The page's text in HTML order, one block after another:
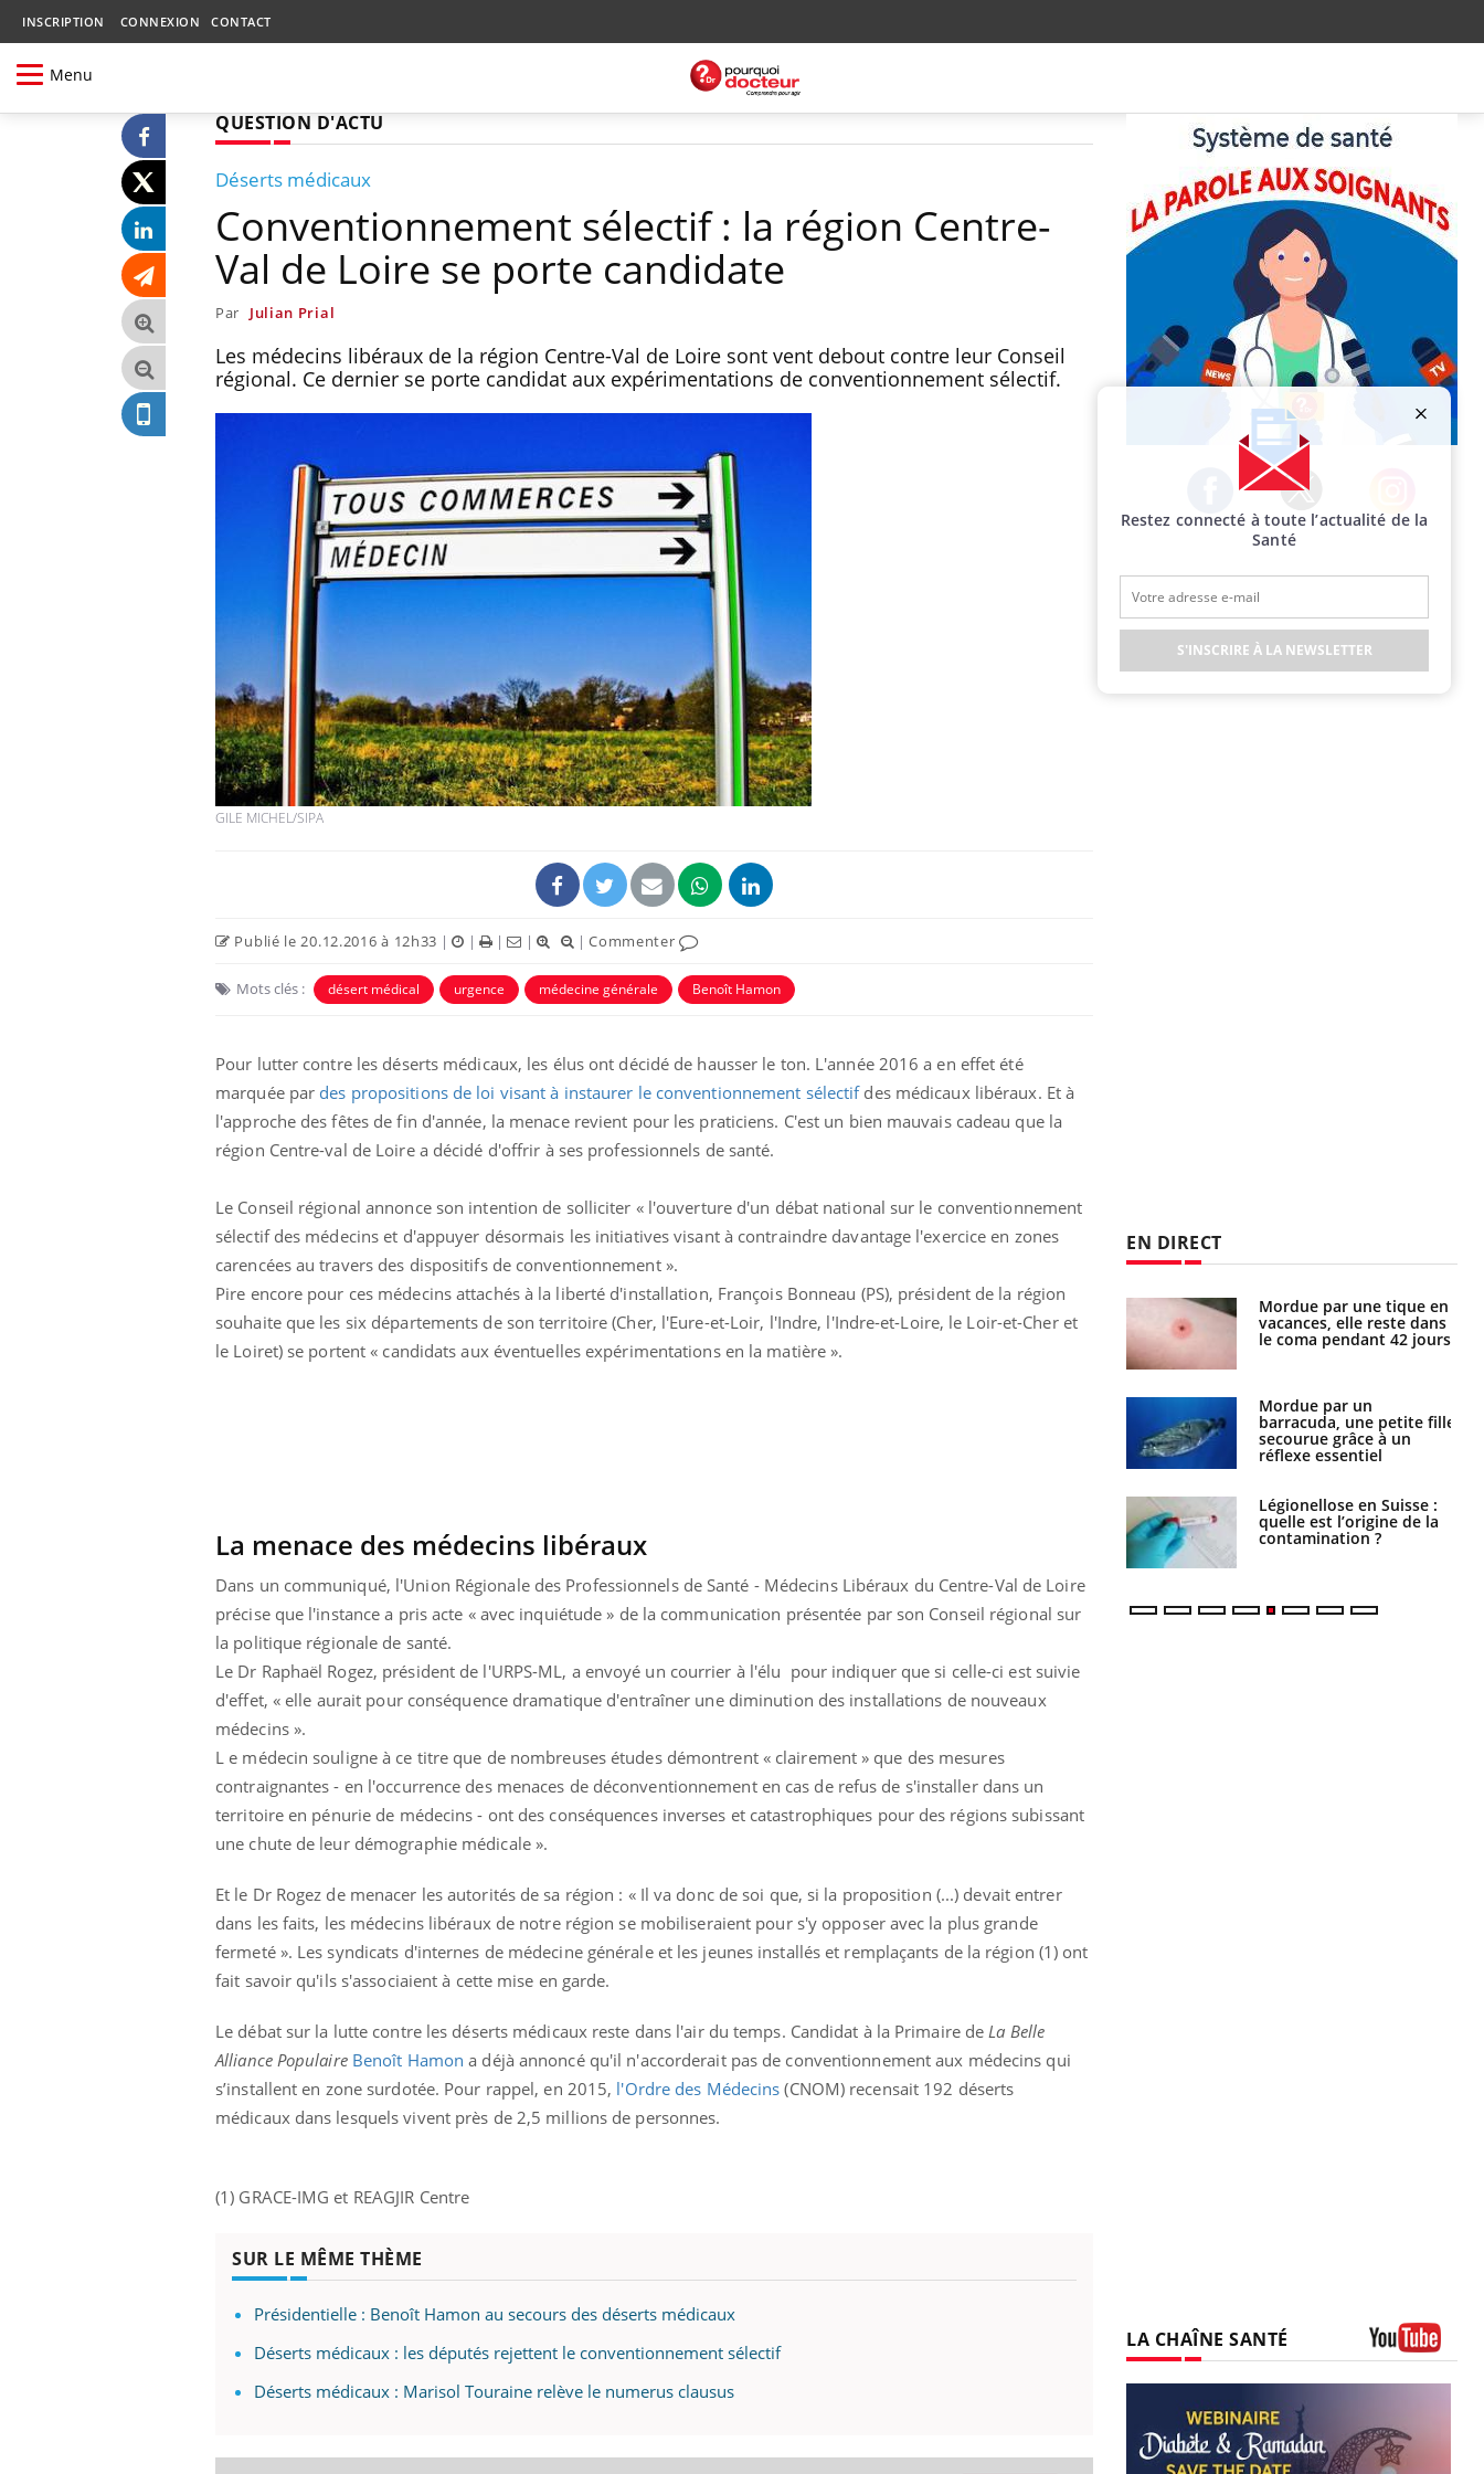
INSCRIPTION CONNEXION CONTACT
Menu
QUESTION D'ACTU
Déserts médicaux
Conventionnement sélectif : la région Centre-
Val de Loire se porte candidate
Par Julian Prial
Les médecins libéraux de la région Centre-Val de Loire sont vent debout contre leur Conseil
régional. Ce dernier se porte candidat aux expérimentations de conventionnement sélectif.
GILE MICHEL/SIPA
Publié le 20.12.2016 à 12h33 | | | | |Commenter
Mots clés : désert médical urgence médecine générale Benoît Hamon
Pour lutter contre les déserts médicaux, les élus ont décidé de hausser le ton. L'année 2016 a en effet été
marquée par des propositions de loi visant à instaurer le conventionnement sélectifdes médicaux libéraux. Et à
l'approche des fêtes de fin d'année, la menace revient pour les praticiens. C'est un bien mauvais cadeau que la
région Centre-val de Loire a décidé d'offrir à ses professionnels de santé.
Le Conseil régional annonce son intention de solliciter « l'ouverture d'un débat national sur le conventionnement
sélectif des médecins et d'appuyer désormais les initiatives visant à contraindre davantage l'exercice en zones
carencées au travers des dispositifs de conventionnement ».
Pire encore pour ces médecins attachés à la liberté d'installation, François Bonneau (PS), président de la région
souhaite que les six départements de son territoire (Cher, l'Eure-et-Loir, l'Indre, l'Indre-et-Loire, le Loir-et-Cher et
le Loiret) se portent « candidats aux éventuelles expérimentations en la matière ».
La menace des médecins libéraux
Dans un communiqué, l'Union Régionale des Professionnels de Santé - Médecins Libéraux du Centre-Val de Loire
précise que l'instance a pris acte « avec inquiétude » de la communication présentée par son Conseil régional sur
la politique régionale de santé.
Le Dr Raphaël Rogez, président de l'URPS-ML, a envoyé un courrier à l'élu pour indiquer que si celle-ci est suivie
d'effet, « elle aurait pour conséquence dramatique d'entraîner une diminution des installations de nouveaux
médecins ».
L e médecin souligne à ce titre que de nombreuses études démontrent « clairement » que des mesures
contraignantes - en l'occurrence des menaces de déconventionnement en cas de refus de s'installer dans un
territoire en pénurie de médecins - ont des conséquences inverses et catastrophiques pour des régions subissant
une chute de leur démographie médicale ».
Et le Dr Rogez de menacer les autorités de sa région : « Il va donc de soi que, si la proposition (...) devait entrer
dans les faits, les médecins libéraux de notre région se mobiliseraient pour s'y opposer avec la plus grande
fermeté ». Les syndicats d'internes de médecine générale et les jeunes installés et remplaçants de la région (1) ont
fait savoir qu'ils s'associaient à cette mise en garde.
Le débat sur la lutte contre les déserts médicaux reste dans l'air du temps. Candidat à la Primaire de La Belle
Alliance Populaire Benoît Hamon a déjà annoncé qu'il n'accorderait pas de conventionnement aux médecins qui
s’installent en zone surdotée. Pour rappel, en 2015, l'Ordre des Médecins (CNOM) recensait 192 déserts
médicaux dans lesquels vivent près de 2,5 millions de personnes.
(1) GRACE-IMG et REAGJIR Centre
SUR LE MÊME THÈME
Présidentielle : Benoît Hamon au secours des déserts médicaux
Déserts médicaux : les députés rejettent le conventionnement sélectif
Déserts médicaux : Marisol Touraine relève le numerus clausus
Facebook Twitter Instagram
EN DIRECT
Cytomégalovirus : ce qui
change dans la prise en
charge des femmes
enceintes
elle enfin ?
Pourquoi votre ventre
gâche-t-il les premiers
cancer ?
Pourquoi manger moins
de protéines pourrait
Mordue par une tique en
vacances, elle reste dans
le coma pendant 42 jours
Mordue par un
barracuda, une petite fille
secourue grâce à un
réflexe essentiel
Légionellose en Suisse :
quelle est l’origine de la
contamination ?
LA CHAÎNE SANTÉ
Youtube
Restez connecté à toute l’actualité de la
Santé
S'INSCRIRE À LA NEWSLETTER